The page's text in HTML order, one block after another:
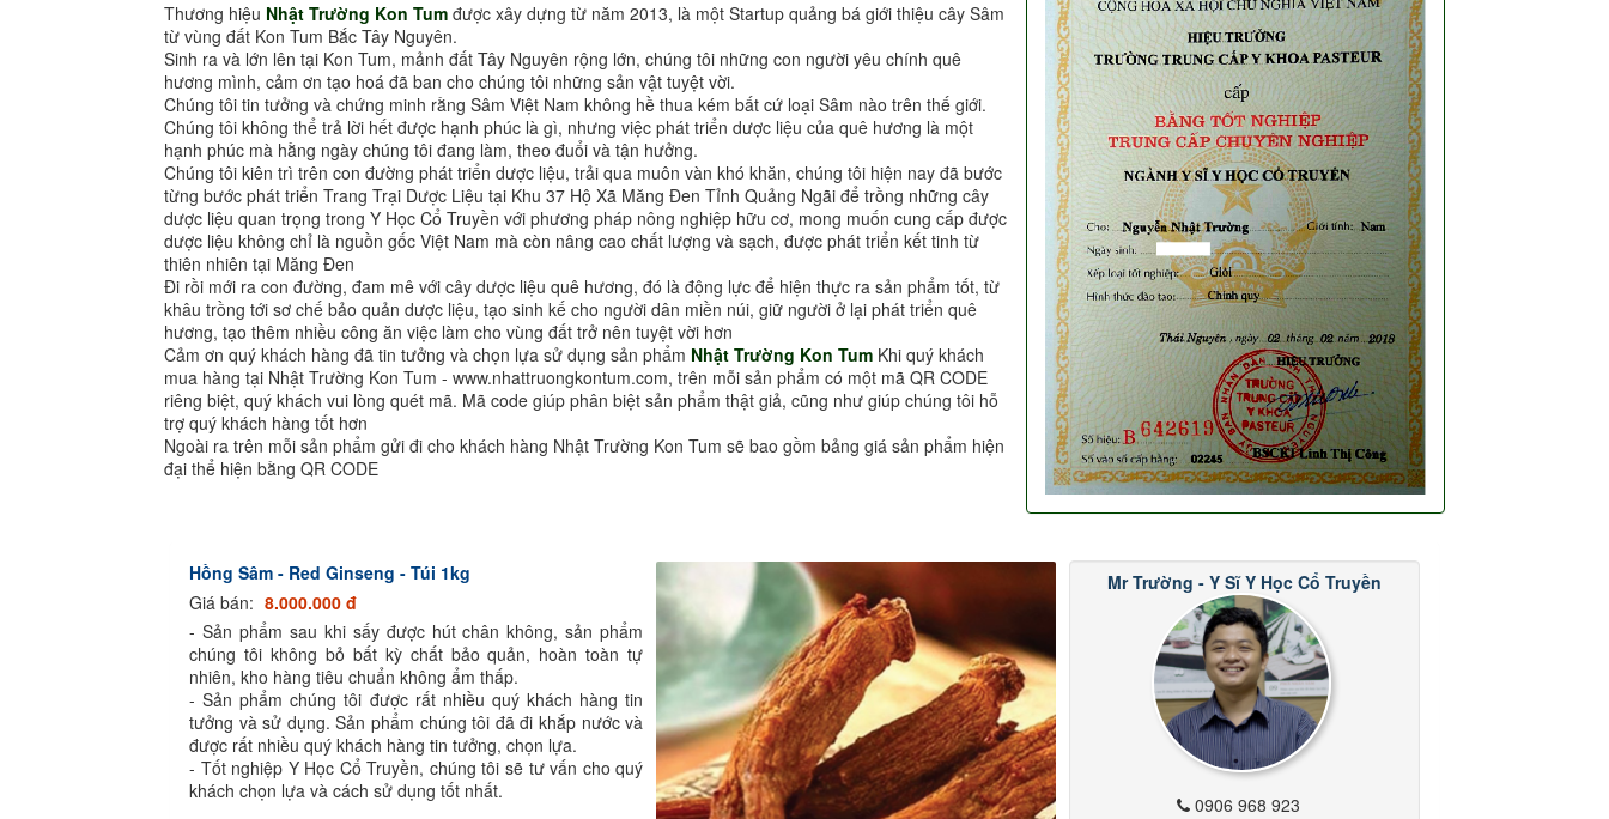
Thương hiệu Nhật Trường Kon Tum được xây dựng từ năm 2013, là một Startup quảng bá giới thiệu cây Sâm
từ vùng đất Kon Tum Bắc Tây Nguyên.
Sinh ra và lớn lên tại Kon Tum, mảnh đất Tây Nguyên rộng lớn, chúng tôi những con người yêu chính quê
hương mình, cảm ơn tạo hoá đã ban cho chúng tôi những sản vật tuyệt vời.
Chúng tôi tin tưởng và chứng minh rằng Sâm Việt Nam không hề thua kém bất cứ loại Sâm nào trên thế giới.
Chúng tôi không thể trả lời hết được hạnh phúc là gì, nhưng việc phát triển dược liệu của quê hương là một
hạnh phúc mà hằng ngày chúng tôi đang làm, theo đuổi và tận hưởng.
Chúng tôi kiên trì trên con đường phát triển dược liệu, trải qua muôn vàn khó khăn, chúng tôi hiện nay đã bước
từng bước phát triển Trang Trại Dược Liệu tại Khu 37 Hộ Xã Măng Đen Tỉnh Quảng Ngãi để trồng những cây
dược liệu quan trọng trong Y Học Cổ Truyền với phương pháp nông nghiệp hữu cơ, mong muốn cung cấp được
dược liệu không chỉ là nguồn gốc Việt Nam mà còn nâng cao chất lượng và sạch, được phát triển kết tinh từ
thiên nhiên tại Măng Đen
Đi rồi mới ra con đường, đam mê với cây dược liệu quê hương, đó là động lực để hiện thực ra sản phẩm tốt, từ
khâu trồng tới sơ chế bảo quản dược liệu, tạo sinh kế cho người dân miền núi, giữ người ở lại phát triển quê
hương, tạo thêm nhiều công ăn việc làm cho vùng đất trở nên tuyệt vời hơn
Cảm ơn quý khách hàng đã tin tưởng và chọn lựa sử dụng sản phẩm Nhật Trường Kon Tum Khi quý khách
mua hàng tại Nhật Trường Kon Tum - www.nhattruongkontum.com, trên mỗi sản phẩm có một mã QR CODE
riêng biệt, quý khách vui lòng quét mã. Mã code giúp phân biệt sản phẩm thật giả, cũng như giúp chúng tôi hỗ
trợ quý khách hàng tốt hơn
Ngoài ra trên mỗi sản phẩm gửi đi cho khách hàng Nhật Trường Kon Tum sẽ bao gồm bảng giá sản phẩm hiện
đại thể hiện bằng QR CODE
Hồng Sâm - Red Ginseng - Túi 1kg
Giá bán: 8.000.000 đ
- Sản phẩm sau khi sấy được hút chân không, sản phẩm
chúng tôi không bỏ bất kỳ chất bảo quản, hoàn toàn tự
nhiên, kho hàng tiêu chuẩn không ẩm thấp.
- Sản phẩm chúng tôi được rất nhiều quý khách hàng tin
tưởng và sử dụng. Sản phẩm chúng tôi đã đi khắp nước và
được rất nhiều quý khách hàng tin tưởng, chọn lựa.
- Tốt nghiệp Y Học Cổ Truyền, chúng tôi sẽ tư vấn cho quý
khách chọn lựa và cách sử dụng tốt nhất.
Mr Trường - Y Sĩ Y Học Cổ Truyền
0906 968 923